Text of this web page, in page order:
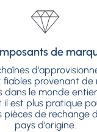
de
fiables provenant de
dans le monde
il est plus pratique
pièces de rechange
pays d'origine.
de
fiables provenant de
dans le monde
il est plus pratique
pièces de rechange
pays d'origine.